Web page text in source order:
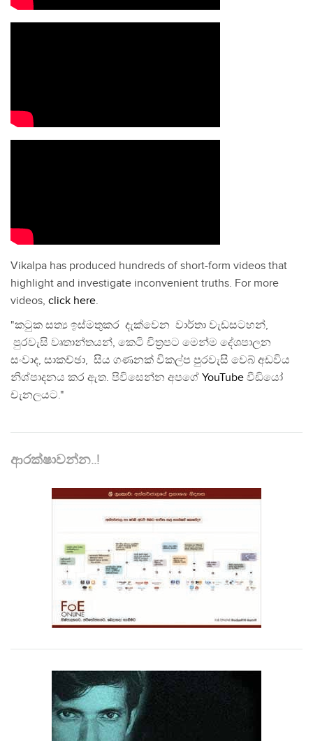
Vikalpa has produced hundreds of short-form videos that
highlight and investigate inconvenient truths. For more
videos, click here.
"කටුක සත්‍ය ඉස්මතුකර දැක්වෙන වාර්තා වැඩසටහන්,
පුරවැසි වෘතාන්තයන්, කෙටි චිත්‍රපට මෙන්ම දේශපාලන
සංවාද, සාකච්ඡා, සිය ගණනක් විකල්ප පුරවැසි වෙබ් අඩවිය
නිශ්පාදනය කර ඇත. පිවිසෙන්න අපගේ YouTube වීඩියෝ
චැනලයට."
ආරක්ෂාවන්න..!